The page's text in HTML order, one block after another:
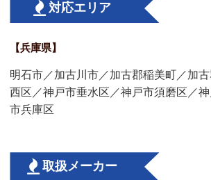
対応エリア
【兵庫県】
明石市／加古川市／加古郡稲美町／加
西区／神戸市垂水区／神戸市須磨区／
市兵庫区
取扱メーカー